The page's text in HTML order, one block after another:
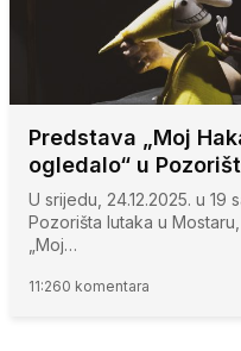
Predstava „Moj
ogledalo“ u
U srijedu, 24.12.2025. u 19
Pozorišta lutaka u
„Moj…
11:260 komentara